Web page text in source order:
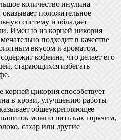
количество инулина —
положительное
систему и обладает
Именно из корней цикория
подходит в качестве
вкусом и ароматом,
кофеина, что делает его
старающихся избегать
цикория способствует
в крови, улучшению работы
общеукрепляющее
можно пить как горячим,
сахар или другие